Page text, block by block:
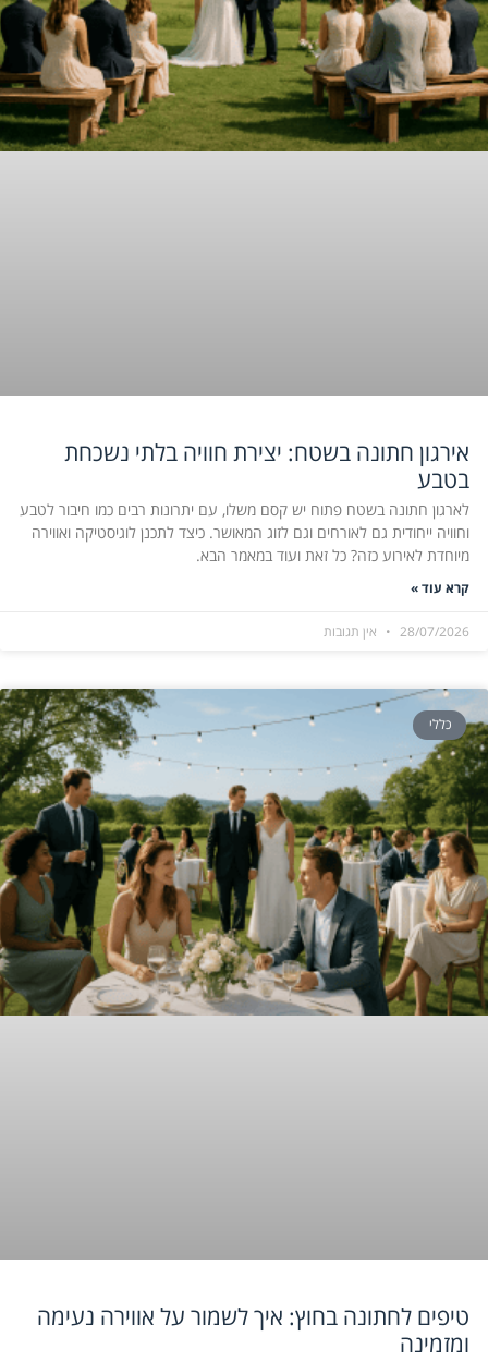
אירגון חתונה בשטח: יצירת חוויה בלתי נשכחת
בטבע
לארגון חתונה בשטח פתוח יש קסם משלו, עם יתרונות רבים כמו חיבור לטבע
וחוויה ייחודית גם לאורחים וגם לזוג המאושר. כיצד לתכנן לוגיסטיקה ואווירה
מיוחדת לאירוע כזה? כל זאת ועוד במאמר הבא.
קרא עוד »
28/07/2026 אין תגובות
כללי
טיפים לחתונה בחוץ: איך לשמור על אווירה נעימה
ומזמינה